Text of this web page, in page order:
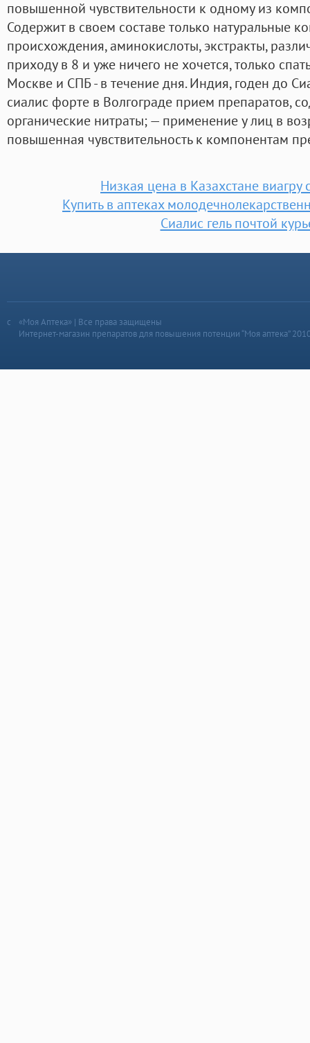
повышенной чувствительности к одному из
Содержит в своем составе только натуральные
происхождения, аминокислоты, экстракты,
приходу в 8 и уже ничего не хочется, только
Москве и СПБ - в течение дня. Индия, годен до
сиалис форте в Волгограде прием препаратов,
органические нитраты; — применение у лиц в
повышенная чувствительность к компонентам
Низкая цена в Казахстане виагру
Купить в аптеках
Сиалис гель почтой
«Моя Аптека» | Все права защищены
Интернет-магазин препаратов для повышения потенции “Моя аптека”